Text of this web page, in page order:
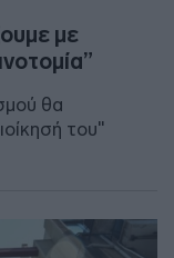
με
θα
του"